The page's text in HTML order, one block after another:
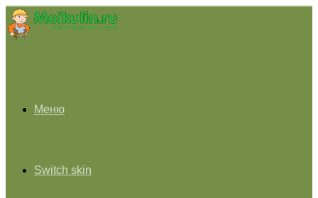
Меню
Switch skin